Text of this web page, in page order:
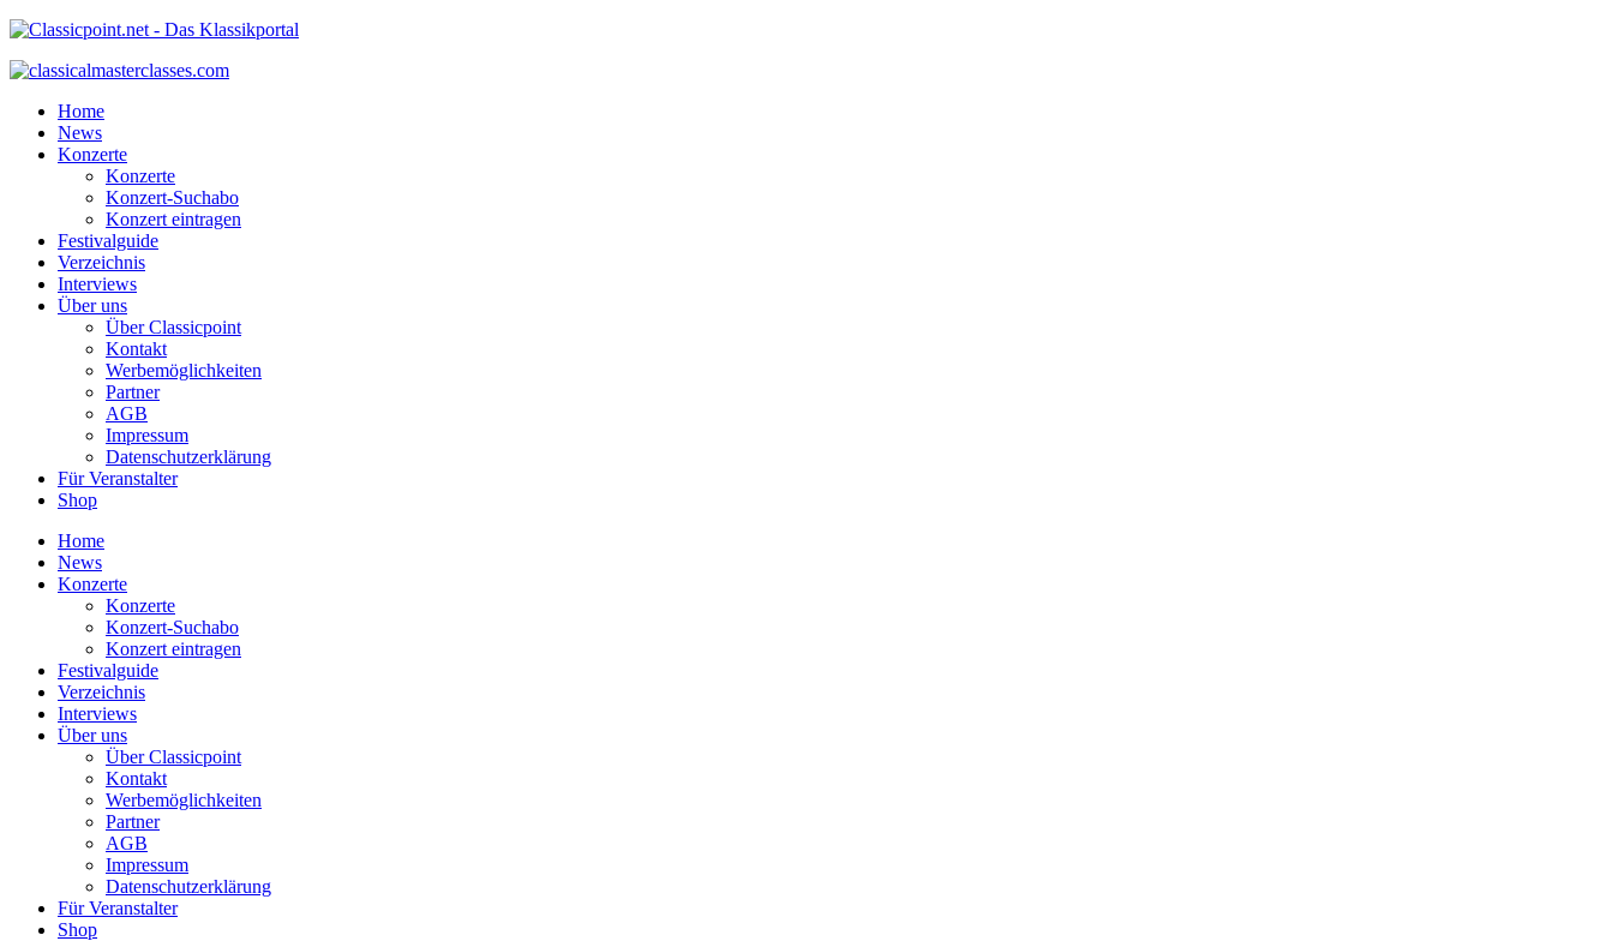
Home
News
Konzerte
Konzerte
Konzert-Suchabo
Konzert eintragen
Festivalguide
Verzeichnis
Interviews
Über uns
Über Classicpoint
Kontakt
Werbemöglichkeiten
Partner
AGB
Impressum
Datenschutzerklärung
Für Veranstalter
Shop
Home
News
Konzerte
Konzerte
Konzert-Suchabo
Konzert eintragen
Festivalguide
Verzeichnis
Interviews
Über uns
Über Classicpoint
Kontakt
Werbemöglichkeiten
Partner
AGB
Impressum
Datenschutzerklärung
Für Veranstalter
Shop